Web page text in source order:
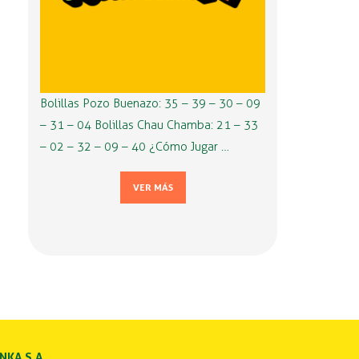
Bolillas Pozo Buenazo: 35 – 39 – 30 – 09
– 31 – 04 Bolillas Chau Chamba: 21 – 33
– 02 – 32 – 09 – 40 ¿Cómo Jugar …
VER MÁS